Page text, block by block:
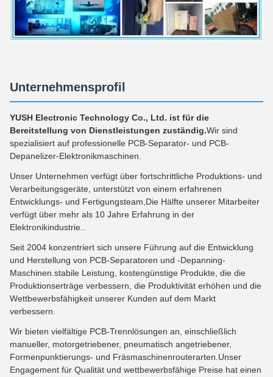
Unternehmensprofil
YUSH Electronic Technology Co., Ltd. ist für die
Bereitstellung von Dienstleistungen zuständig.Wir sind
spezialisiert auf professionelle PCB-Separator- und PCB-
Depanelizer-Elektronikmaschinen.
Unser Unternehmen verfügt über fortschrittliche Produktions- und
Verarbeitungsgeräte, unterstützt von einem erfahrenen
Entwicklungs- und Fertigungsteam,Die Hälfte unserer Mitarbeiter
verfügt über mehr als 10 Jahre Erfahrung in der
Elektronikindustrie..
Seit 2004 konzentriert sich unsere Führung auf die Entwicklung
und Herstellung von PCB-Separatoren und -Depanning-
Maschinen.stabile Leistung, kostengünstige Produkte, die die
Produktionserträge verbessern, die Produktivität erhöhen und die
Wettbewerbsfähigkeit unserer Kunden auf dem Markt
verbessern.
Wir bieten vielfältige PCB-Trennlösungen an, einschließlich
manueller, motorgetriebener, pneumatisch angetriebener,
Formenpunktierungs- und Fräsmaschinenrouterarten.Unser
Engagement für Qualität und wettbewerbsfähige Preise hat einen